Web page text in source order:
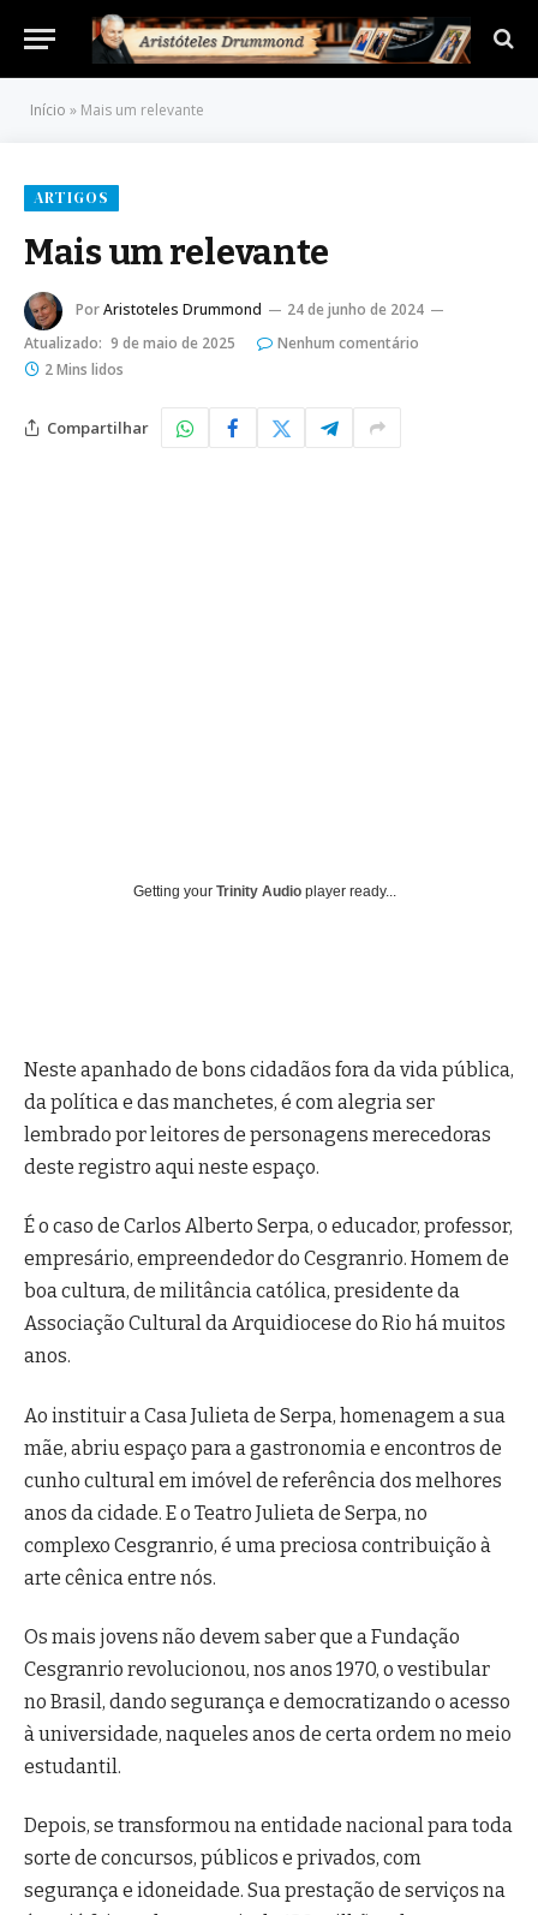
Início » Mais um relevante
ARTIGOS
Mais um relevante
PorAristoteles Drummond
24 de junho de 2024
Atualizado: 9 de maio de 2025
Nenhum comentário
2 Mins lidos
Compartilhar
Getting your Trinity Audio player ready...
Neste apanhado de bons cidadãos fora da vida pública,
da política e das manchetes, é com alegria ser
lembrado por leitores de personagens merecedoras
deste registro aqui neste espaço.
É o caso de Carlos Alberto Serpa, o educador, professor,
empresário, empreendedor do Cesgranrio. Homem de
boa cultura, de militância católica, presidente da
Associação Cultural da Arquidiocese do Rio há muitos
anos.
Ao instituir a Casa Julieta de Serpa, homenagem a sua
mãe, abriu espaço para a gastronomia e encontros de
cunho cultural em imóvel de referência dos melhores
anos da cidade. E o Teatro Julieta de Serpa, no
complexo Cesgranrio, é uma preciosa contribuição à
arte cênica entre nós.
Os mais jovens não devem saber que a Fundação
Cesgranrio revolucionou, nos anos 1970, o vestibular
no Brasil, dando segurança e democratizando o acesso
à universidade, naqueles anos de certa ordem no meio
estudantil.
Depois, se transformou na entidade nacional para toda
sorte de concursos, públicos e privados, com
segurança e idoneidade. Sua prestação de serviços na